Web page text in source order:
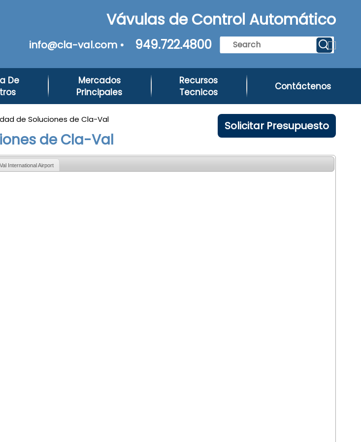
Vávulas de Control Automático
info@cla-val.com • 949.722.4800
De
Mercados
Principales
Recursos
Tecnicos
Contáctenos
Solicitar Presupuesto
de Soluciones de Cla-Val
de Cla-Val
International Airport